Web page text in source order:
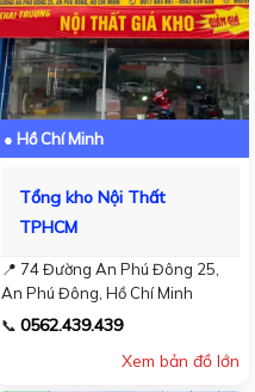
● Hồ Chí Minh
Tổng kho Nội Thất
TPHCM
📍 74 Đường An Phú Đông 25,
An Phú Đông, Hồ Chí Minh
📞 0562.439.439
Xem bản đồ lớn